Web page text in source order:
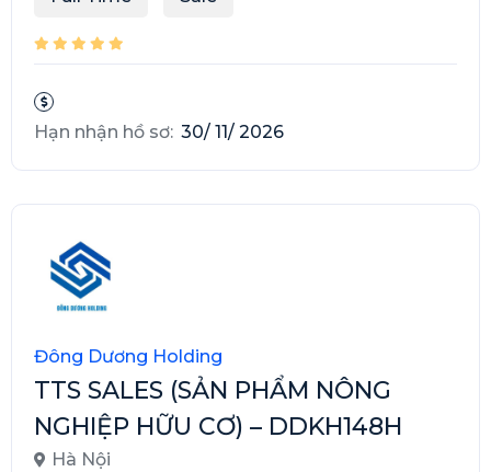
Hạn nhận hồ sơ: 30/ 11/ 2026
Đông Dương Holding
TTS SALES (SẢN PHẨM NÔNG
NGHIỆP HỮU CƠ) – DDKH148H
Hà Nội